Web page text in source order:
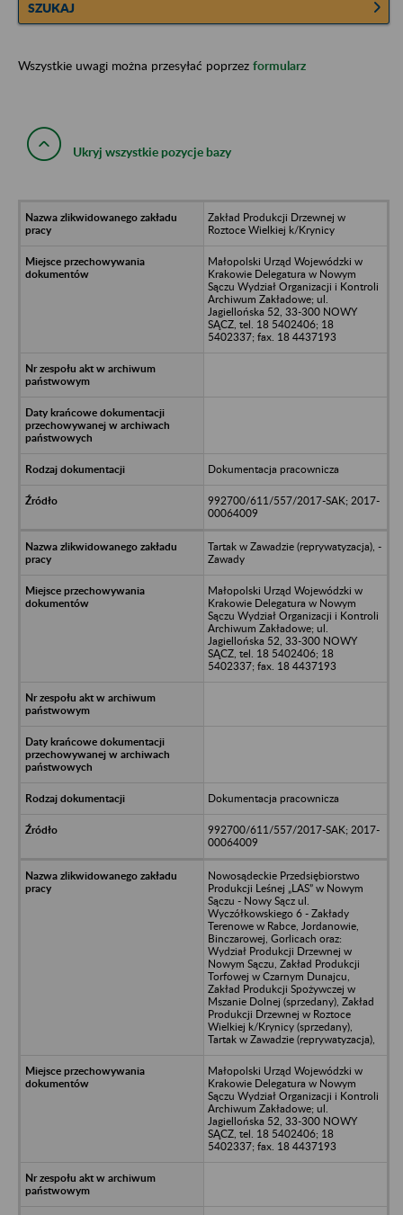
SZUKAJ
Wszystkie uwagi można przesyłać poprzez formularz
Ukryj wszystkie pozycje bazy
Zakład Produkcji Drzewnej w
Roztoce Wielkiej k/Krynicy
Małopolski Urząd Wojewódzki w
Krakowie Delegatura w Nowym
Sączu Wydział Organizacji i Kontroli
Archiwum Zakładowe; ul.
Jagiellońska 52, 33-300 NOWY
SĄCZ, tel. 18 5402406; 18
5402337; fax. 18 4437193
Dokumentacja pracownicza
992700/611/557/2017-SAK; 2017-
00064009
Tartak w Zawadzie (reprywatyzacja), -
Zawady
Małopolski Urząd Wojewódzki w
Krakowie Delegatura w Nowym
Sączu Wydział Organizacji i Kontroli
Archiwum Zakładowe; ul.
Jagiellońska 52, 33-300 NOWY
SĄCZ, tel. 18 5402406; 18
5402337; fax. 18 4437193
Dokumentacja pracownicza
992700/611/557/2017-SAK; 2017-
00064009
Nowosądeckie Przedsiębiorstwo
Produkcji Leśnej „LAS” w Nowym
Sączu - Nowy Sącz ul.
Wyczółkowskiego 6 - Zakłady
Terenowe w Rabce, Jordanowie,
Binczarowej, Gorlicach oraz:
Wydział Produkcji Drzewnej w
Nowym Sączu, Zakład Produkcji
Torfowej w Czarnym Dunajcu,
Zakład Produkcji Spożywczej w
Mszanie Dolnej (sprzedany), Zakład
Produkcji Drzewnej w Roztoce
Wielkiej k/Krynicy (sprzedany),
Tartak w Zawadzie (reprywatyzacja),
Małopolski Urząd Wojewódzki w
Krakowie Delegatura w Nowym
Sączu Wydział Organizacji i Kontroli
Archiwum Zakładowe; ul.
Jagiellońska 52, 33-300 NOWY
SĄCZ, tel. 18 5402406; 18
5402337; fax. 18 4437193